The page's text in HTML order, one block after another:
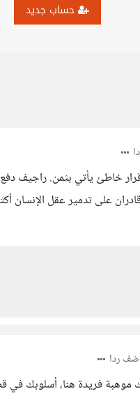
حساب جديد
خاطئ يأتي بثمن. راجيف دفع
على تدمير عقل
ردا
موهبة فريدة هنا، أسلوبك